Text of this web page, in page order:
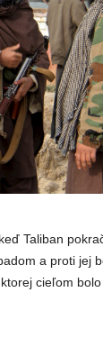
Taliban
a proti jej
cieľom